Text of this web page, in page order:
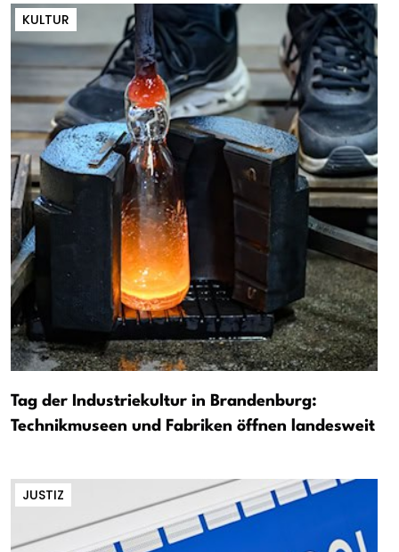
KULTUR
Tag der Industriekultur in Brandenburg:
Technikmuseen und Fabriken öffnen landesweit
JUSTIZ